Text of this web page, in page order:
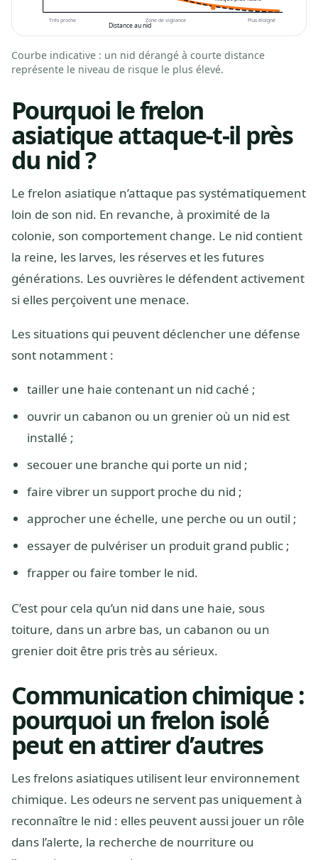
Distance au nid
Très proche Zone de vigilance Plus éloigné
Courbe indicative : un nid dérangé à courte distance
représente le niveau de risque le plus élevé.
Pourquoi le frelon
asiatique attaque-t-il près
du nid ?
Le frelon asiatique n’attaque pas systématiquement
loin de son nid. En revanche, à proximité de la
colonie, son comportement change. Le nid contient
la reine, les larves, les réserves et les futures
générations. Les ouvrières le défendent activement
si elles perçoivent une menace.
Les situations qui peuvent déclencher une défense
sont notamment :
tailler une haie contenant un nid caché ;
ouvrir un cabanon ou un grenier où un nid est
installé ;
secouer une branche qui porte un nid ;
faire vibrer un support proche du nid ;
approcher une échelle, une perche ou un outil ;
essayer de pulvériser un produit grand public ;
frapper ou faire tomber le nid.
C’est pour cela qu’un nid dans une haie, sous
toiture, dans un arbre bas, un cabanon ou un
grenier doit être pris très au sérieux.
Communication chimique :
pourquoi un frelon isolé
peut en attirer d’autres
Les frelons asiatiques utilisent leur environnement
chimique. Les odeurs ne servent pas uniquement à
reconnaître le nid : elles peuvent aussi jouer un rôle
dans l’alerte, la recherche de nourriture ou